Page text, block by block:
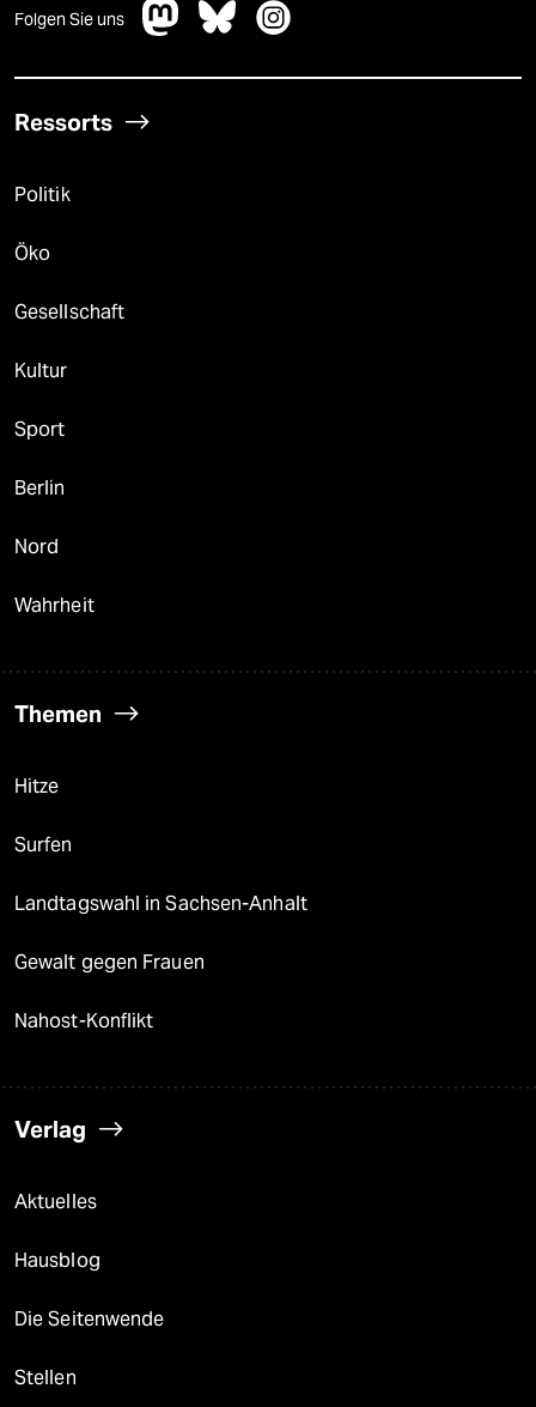
Folgen Sie uns
Ressorts
Politik
Öko
Gesellschaft
Kultur
Sport
Berlin
Nord
Wahrheit
Themen
Hitze
Surfen
Landtagswahl in Sachsen-Anhalt
Gewalt gegen Frauen
Nahost-Konflikt
Verlag
Aktuelles
Hausblog
Die Seitenwende
Stellen